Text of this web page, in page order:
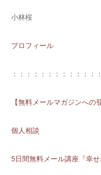
小林桜
プロフィール
：：：：：：：：：：：：
【無料メールマガジンへの
個人相談
5日間無料メール講座『幸